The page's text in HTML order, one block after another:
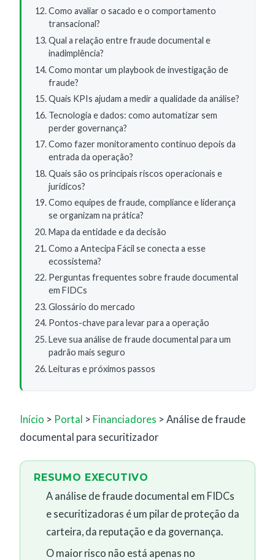
Como avaliar o sacado e o comportamento
transacional?
Qual a relação entre fraude documental e
inadimplência?
Como montar um playbook de investigação de
fraude?
Quais KPIs ajudam a medir a qualidade da análise?
Tecnologia e dados: como automatizar sem
perder governança?
Como fazer monitoramento contínuo depois da
entrada da operação?
Quais são os principais riscos operacionais e
jurídicos?
Como equipes de fraude, compliance e liderança
se organizam na prática?
Mapa da entidade e da decisão
Como a Antecipa Fácil se conecta a esse
ecossistema?
Perguntas frequentes sobre fraude documental
em FIDCs
Glossário do mercado
Pontos-chave para levar para a operação
Leve sua análise de fraude documental para um
padrão mais seguro
Leituras e próximos passos
Início > Portal > Financiadores > Análise de fraude
documental para securitizador
RESUMO EXECUTIVO
A análise de fraude documental em FIDCs
e securitizadoras é um pilar de proteção da
carteira, da reputação e da governança.
O maior risco não está apenas no